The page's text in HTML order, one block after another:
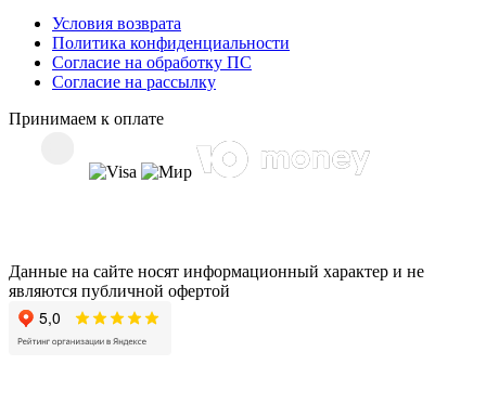
Условия возврата
Политика конфиденциальности
Согласие на обработку ПС
Согласие на рассылку
Принимаем к оплате
Данные на сайте носят информационный характер и не
являются публичной офертой